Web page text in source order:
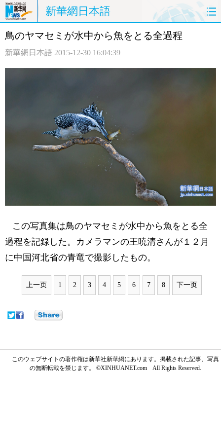
新華網日本語
ホームページ 政治 経済
鳥のヤマセミが水中から魚をとる全過程
新華網日本語 2015-12-30 16:04:39
この写真集は鳥のヤマセミが水中から魚をとる全
過程を記録した。カメラマンの王暁清さんが１２月
に中国河北省の青竜で撮影したもの。
上一页 1 2 3 4 5 6 7 8 下一页
このウェブサイトの著作権は新華社新華網にあります。掲載された記事、写真
の無断転載を禁じます。 ©XINHUANET.com All Rights Reserved.